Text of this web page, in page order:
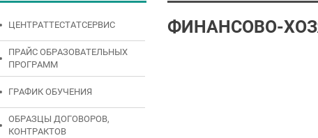
ЦЕНТРАТТЕСТАТСЕРВИС
ПРАЙС ОБРАЗОВАТЕЛЬНЫХ
ПРОГРАММ
ГРАФИК ОБУЧЕНИЯ
ОБРАЗЦЫ ДОГОВОРОВ,
КОНТРАКТОВ
ФИНАНСОВО-